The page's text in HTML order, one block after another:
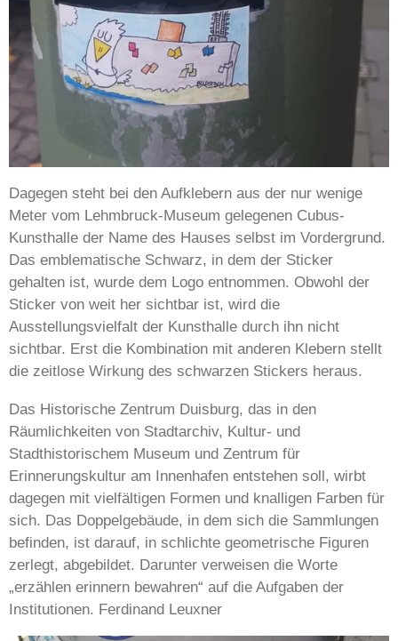
Dagegen steht bei den Aufklebern aus der nur wenige
Meter vom Lehmbruck-Museum gelegenen Cubus-
Kunsthalle der Name des Hauses selbst im Vordergrund.
Das emblematische Schwarz, in dem der Sticker
gehalten ist, wurde dem Logo entnommen. Obwohl der
Sticker von weit her sichtbar ist, wird die
Ausstellungsvielfalt der Kunsthalle durch ihn nicht
sichtbar. Erst die Kombination mit anderen Klebern stellt
die zeitlose Wirkung des schwarzen Stickers heraus.
Das Historische Zentrum Duisburg, das in den
Räumlichkeiten von Stadtarchiv, Kultur- und
Stadthistorischem Museum und Zentrum für
Erinnerungskultur am Innenhafen entstehen soll, wirbt
dagegen mit vielfältigen Formen und knalligen Farben für
sich. Das Doppelgebäude, in dem sich die Sammlungen
befinden, ist darauf, in schlichte geometrische Figuren
zerlegt, abgebildet. Darunter verweisen die Worte
„erzählen erinnern bewahren“ auf die Aufgaben der
Institutionen. Ferdinand Leuxner